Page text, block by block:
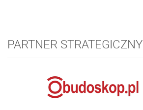
PARTNER STRATEGICZNY